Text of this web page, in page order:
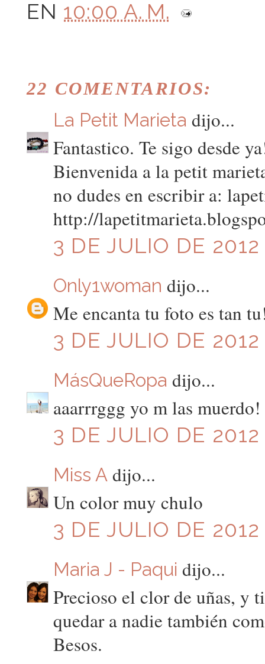
EN 10:00 A. M.
22 COMENTARIOS:
La Petit Marieta dijo...
Fantastico. Te sigo desde
Bienvenida a la petit
no dudes en escribir a:
http://
3 DE JULIO DE
Only1woman dijo...
Me encanta tu foto es tan
3 DE JULIO DE
MásQueRopa dijo...
aaarrrggg yo m las muerdo!
3 DE JULIO DE
Miss Adijo...
Un color muy chulo
3 DE JULIO DE
Maria J - Paqui dijo...
Precioso el clor de uñas, y
quedar a nadie también
Besos.